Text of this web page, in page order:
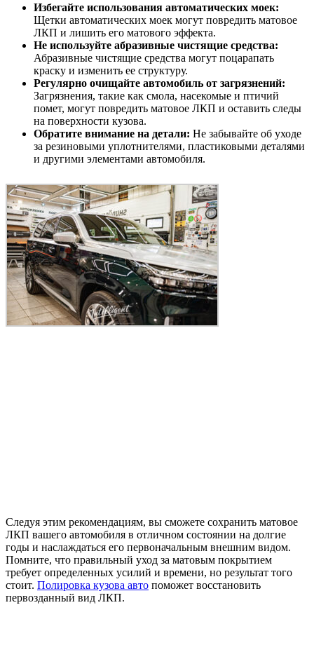
Избегайте использования автоматических моек:
Щетки автоматических моек могут повредить матовое
ЛКП и лишить его матового эффекта.
Не используйте абразивные чистящие средства:
Абразивные чистящие средства могут поцарапать
краску и изменить ее структуру.
Регулярно очищайте автомобиль от загрязнений:
Загрязнения, такие как смола, насекомые и птичий
помет, могут повредить матовое ЛКП и оставить следы
на поверхности кузова.
Обратите внимание на детали: Не забывайте об уходе
за резиновыми уплотнителями, пластиковыми деталями
и другими элементами автомобиля.
Следуя этим рекомендациям, вы сможете сохранить матовое
ЛКП вашего автомобиля в отличном состоянии на долгие
годы и наслаждаться его первоначальным внешним видом.
Помните, что правильный уход за матовым покрытием
требует определенных усилий и времени, но результат того
стоит. Полировка кузова авто поможет восстановить
первозданный вид ЛКП.